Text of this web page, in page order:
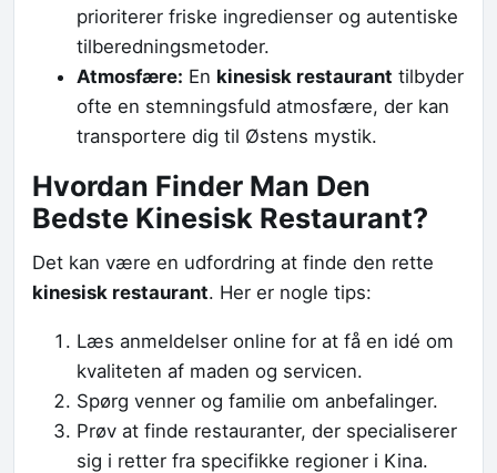
prioriterer friske ingredienser og autentiske
tilberedningsmetoder.
Atmosfære: En kinesisk restaurant tilbyder
ofte en stemningsfuld atmosfære, der kan
transportere dig til Østens mystik.
Hvordan Finder Man Den
Bedste Kinesisk Restaurant?
Det kan være en udfordring at finde den rette
kinesisk restaurant. Her er nogle tips:
Læs anmeldelser online for at få en idé om
kvaliteten af maden og servicen.
Spørg venner og familie om anbefalinger.
Prøv at finde restauranter, der specialiserer
sig i retter fra specifikke regioner i Kina.